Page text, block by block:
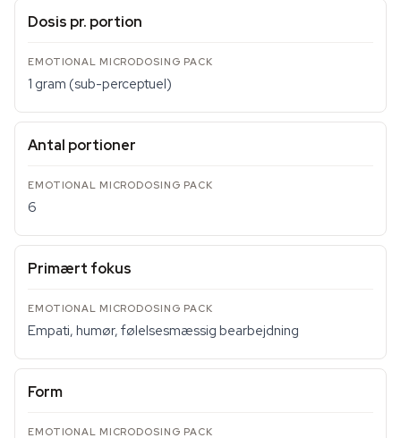
Dosis pr. portion
1 gram (sub-perceptuel)
Antal portioner
6
Primært fokus
Empati, humør, følelsesmæssig bearbejdning
Form